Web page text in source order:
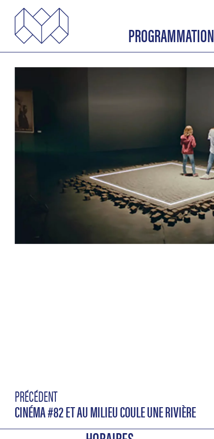
PROGRAMMATION
PRÉCÉDENT
CINÉMA #82 ET AU MILIEU COULE UNE RIVIÈRE